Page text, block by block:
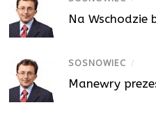
Na Wschodzie
SOSNOWIEC /
Manewry